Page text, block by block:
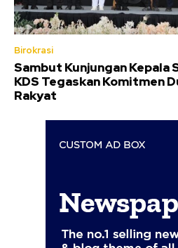
Birokrasi
Sambut Kunjungan Kepala
KDS Tegaskan Komitmen
Rakyat